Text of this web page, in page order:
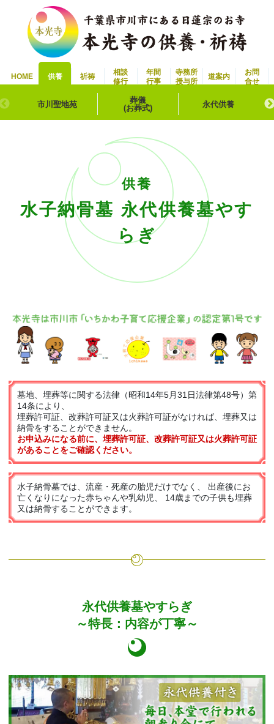
HOME 供養 祈祷
相談
修行
年間
行事
寺務所
授与所
道案内
お問
合せ
市川聖地苑
葬儀
(お葬式)
永代供養
供養
水子納骨墓 永代供養墓やす
らぎ
墓地、埋葬等に関する法律（昭和14年5月31日法律第48号）第
14条により、
埋葬許可証、改葬許可証又は火葬許可証がなければ、埋葬又は
納骨をすることができません。
お申込みになる前に、埋葬許可証、改葬許可証又は火葬許可証
があることをご確認ください。
水子納骨墓では、流産・死産の胎児だけでなく、 出産後にお
亡くなりになった赤ちゃんや乳幼児、
14歳までの子供も埋葬
又は納骨することができます。
永代供養墓やすらぎ
～特長：内容が丁寧～